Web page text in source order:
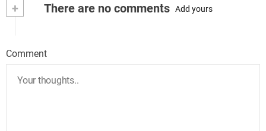
+ There are no comments Add yours
Comment